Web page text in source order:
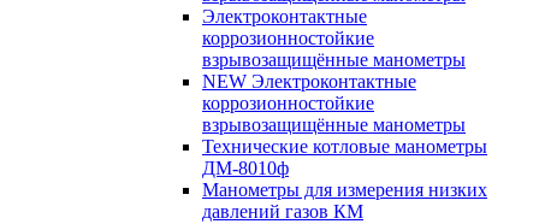
Электроконтактные
коррозионностойкие
взрывозащищённые манометры
NEW Электроконтактные
коррозионностойкие
взрывозащищённые манометры
Технические котловые манометры
ДМ-8010ф
Манометры для измерения низких
давлений газов КМ